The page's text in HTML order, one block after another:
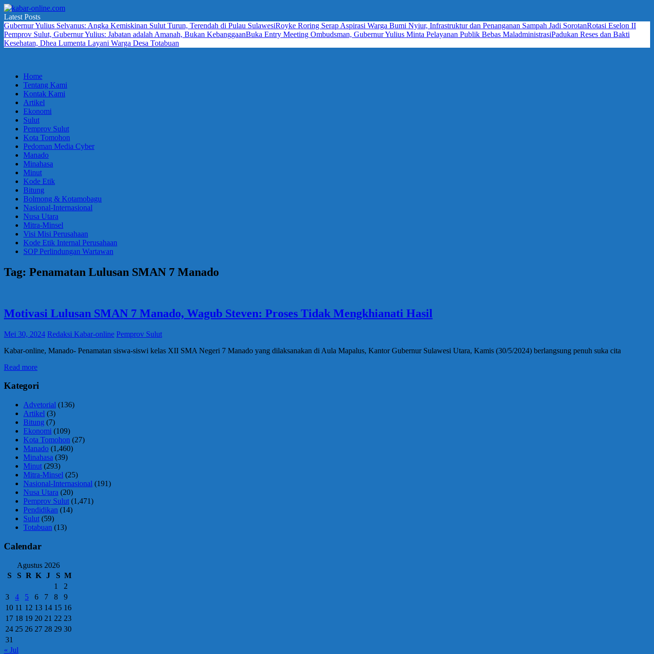
Skip
to
content
kabar-
online.com
terpercaya
dalam
mengabarkan
Latest Posts
Gubernur Yulius Selvanus: Angka Kemiskinan Sulut Turun, Terendah di Pulau SulawesiRoyke Roring Serap Aspirasi Warga Bumi Nyiur, Infrastruktur dan Penanganan Sampah Jadi SorotanRotasi Eselon II
Pemprov Sulut, Gubernur Yulius: Jabatan adalah Amanah, Bukan KebanggaanBuka Entry Meeting Ombudsman, Gubernur Yulius Minta Pelayanan Publik Bebas MaladministrasiPadukan Reses dan Bakti
Kesehatan, Dhea Lumenta Layani Warga Desa Totabuan
Home
Tentang Kami
Kontak Kami
Artikel
Ekonomi
Sulut
Pemprov Sulut
Kota Tomohon
Pedoman Media Cyber
Manado
Minahasa
Minut
Kode Etik
Bitung
Bolmong & Kotamobagu
Nasional-Internasional
Nusa Utara
Mitra-Minsel
Visi Misi Perusahaan
Kode Etik Internal Perusahaan
SOP Perlindungan Wartawan
Tag: Penamatan Lulusan SMAN 7 Manado
Motivasi Lulusan SMAN 7 Manado, Wagub Steven: Proses Tidak Mengkhianati Hasil
Mei 30, 2024 Redaksi Kabar-online Pemprov Sulut
Kabar-online, Manado- Penamatan siswa-siswi kelas XII SMA Negeri 7 Manado yang dilaksanakan di Aula Mapalus, Kantor Gubernur Sulawesi Utara, Kamis (30/5/2024) berlangsung penuh suka cita
Read more
Kategori
Advetorial (136)
Artikel (3)
Bitung (7)
Ekonomi (109)
Kota Tomohon (27)
Manado (1,460)
Minahasa (39)
Minut (293)
Mitra-Minsel (25)
Nasional-Internasional (191)
Nusa Utara (20)
Pemprov Sulut (1,471)
Pendidikan (14)
Sulut (59)
Totabuan (13)
Calendar
Agustus 2026
S
S R K J S M
1
2
3
4 5 6 7 8
9
10 11 12 13 14 15 16
17 18 19 20 21 22 23
24 25 26 27 28 29 30
31
« Jul